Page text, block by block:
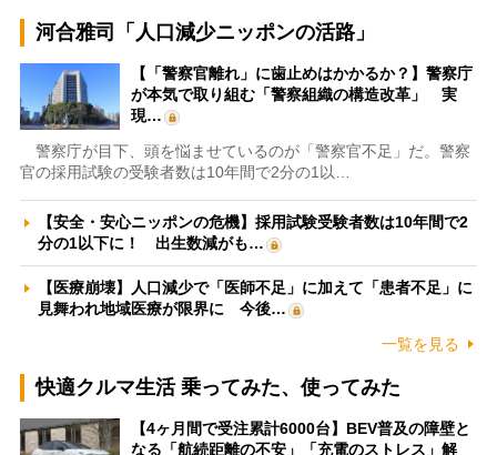
河合雅司「人口減少ニッポンの活路」
【「警察官離れ」に歯止めはかかるか？】警察庁
が本気で取り組む「警察組織の構造改革」 実
現…
警察庁が目下、頭を悩ませているのが「警察官不足」だ。警察
官の採用試験の受験者数は10年間で2分の1以…
【安全・安心ニッポンの危機】採用試験受験者数は10年間で2
分の1以下に！ 出生数減がも…
【医療崩壊】人口減少で「医師不足」に加えて「患者不足」に
見舞われ地域医療が限界に 今後…
一覧を見る
快適クルマ生活 乗ってみた、使ってみた
【4ヶ月間で受注累計6000台】BEV普及の障壁と
なる「航続距離の不安」「充電のストレス」解